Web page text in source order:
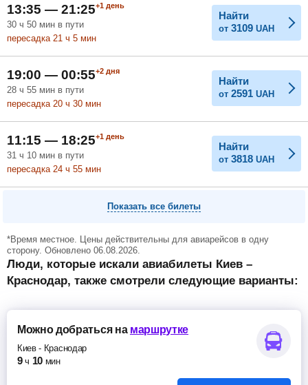
13:35 — 21:25+1 день
30 ч 50 мин в пути
пересадка 21 ч 5 мин
Найти
от 3109 UAH
19:00 — 00:55+2 дня
28 ч 55 мин в пути
пересадка 20 ч 30 мин
Найти
от 2591 UAH
11:15 — 18:25+1 день
31 ч 10 мин в пути
пересадка 24 ч 55 мин
Найти
от 3818 UAH
Показать все билеты
*Время местное. Цены действительны для авиарейсов в одну
сторону. Обновлено 06.08.2026.
Люди, которые искали авиабилеты Киев –
Краснодар, также смотрели следующие варианты:
Можно добратьсяна маршрутке
Киев- Краснодар
9 ч 10 мин